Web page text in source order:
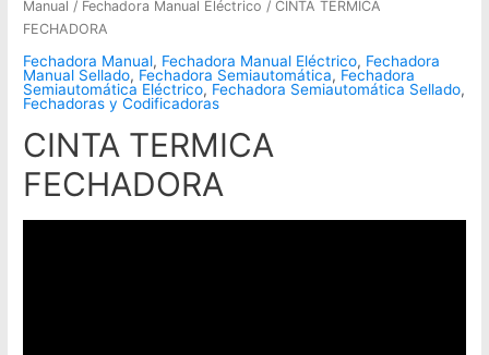
Manual / Fechadora Manual Eléctrico / CINTA TERMICA
FECHADORA
Fechadora Manual, Fechadora Manual Eléctrico, Fechadora
Manual Sellado, Fechadora Semiautomática, Fechadora
Semiautomática Eléctrico, Fechadora Semiautomática Sellado,
Fechadoras y Codificadoras
CINTA TERMICA
FECHADORA